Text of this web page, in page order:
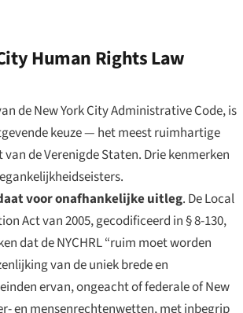
Human Rights Law
de New York City Administrative Code, is
keuze — het meest ruimhartige
de Verenigde Staten. Drie kenmerken
voor onafhankelijke uitleg. De Local
Act van 2005, gecodificeerd in § 8-130,
dat de NYCHRL “ruim moet worden
van de uniek brede en
ervan, ongeacht of federale of New
en mensenrechtenwetten, met inbegrip